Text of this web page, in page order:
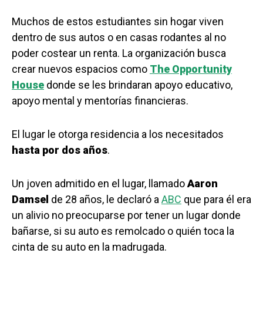
Muchos de estos estudiantes sin hogar viven
dentro de sus autos o en casas rodantes al no
poder costear un renta. La organización busca
crear nuevos espacios como The Opportunity
House donde se les brindaran apoyo educativo,
apoyo mental y mentorías financieras.
El lugar le otorga residencia a los necesitados
hasta por dos años.
Un joven admitido en el lugar, llamadoAaron
Damsel de 28 años, le declaró a ABC que para él era
un alivio no preocuparse por tener un lugar donde
bañarse, si su auto es remolcado o quién toca la
cinta de su auto en la madrugada.